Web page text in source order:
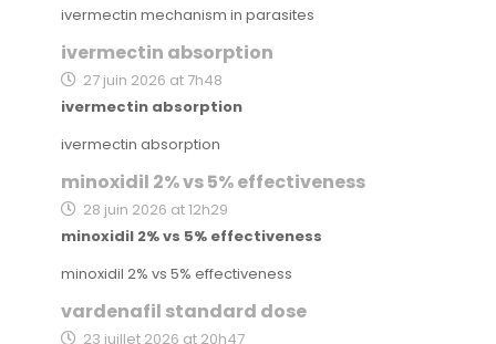
ivermectin mechanism in parasites
ivermectin absorption
27 juin 2026 at 7h48
ivermectin absorption
ivermectin absorption
minoxidil 2% vs 5% effectiveness
28 juin 2026 at 12h29
minoxidil 2% vs 5% effectiveness
minoxidil 2% vs 5% effectiveness
vardenafil standard dose
23 juillet 2026 at 20h47